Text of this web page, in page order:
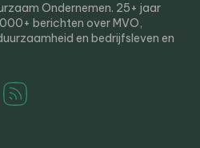
Ondernemen. 25+ jaar
berichten over MVO,
en bedrijfsleven en